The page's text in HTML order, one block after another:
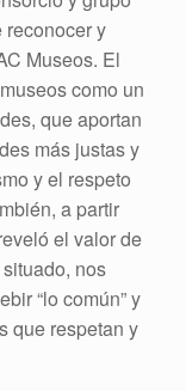
reconocer y
Museos. El
como un
que aportan
más justas y
y el respeto
a partir
el valor de
nos
“lo común” y
que respetan y